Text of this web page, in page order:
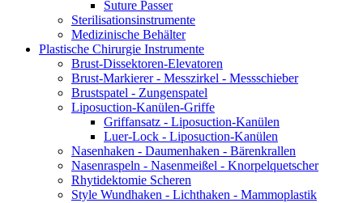
Suture Passer
Sterilisationsinstrumente
Medizinische Behälter
Plastische Chirurgie Instrumente
Brust-Dissektoren-Elevatoren
Brust-Markierer - Messzirkel - Messschieber
Brustspatel - Zungenspatel
Liposuction-Kanülen-Griffe
Griffansatz - Liposuction-Kanülen
Luer-Lock - Liposuction-Kanülen
Nasenhaken - Daumenhaken - Bärenkrallen
Nasenraspeln - Nasenmeißel - Knorpelquetscher
Rhytidektomie Scheren
Style Wundhaken - Lichthaken - Mammoplastik